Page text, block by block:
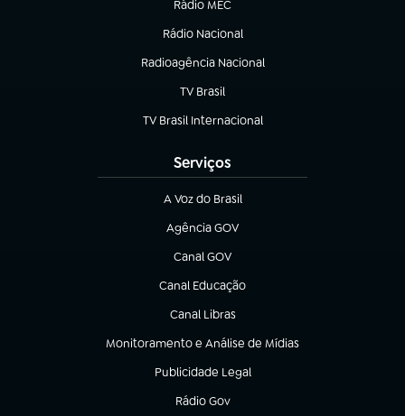
Rádio MEC
(abre em nova aba)
Rádio Nacional
Radioagência Nacional
(abre em nova aba)
TV Brasil
(abre em nova aba)
TV Brasil Internacional
(abre em nova aba)
Serviços
A Voz do Brasil
(abre em nova aba)
Agência GOV
(abre em nova aba)
Canal GOV
(abre em nova aba)
Canal Educação
(abre em nova aba)
Canal Libras
(abre em nova aba)
Monitoramento e Análise de Mídias
(abre em nova aba)
Publicidade Legal
(abre em nova aba)
Rádio Gov
(abre em nova aba)